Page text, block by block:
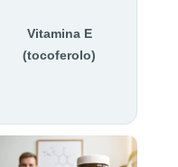
Vitamina E
(tocoferolo)